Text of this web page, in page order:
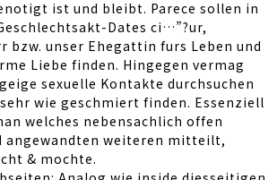
ist und bleibt. Parece sollen in
Dates ci…”?ur,
bzw. unser Ehegattin furs Leben und
Liebe finden. Hingegen vermag
sexuelle Kontakte durchsuchen
wie geschmiert finden. Essenziell
welches nebensachlich offen
angewandten weiteren mitteilt,
& mochte.